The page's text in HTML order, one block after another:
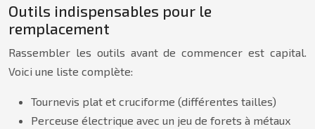
Outils indispensables pour le
remplacement
Rassembler les outils avant de commencer est capital.
Voici une liste complète:
Tournevis plat et cruciforme (différentes tailles)
Perceuse électrique avec un jeu de forets à métaux